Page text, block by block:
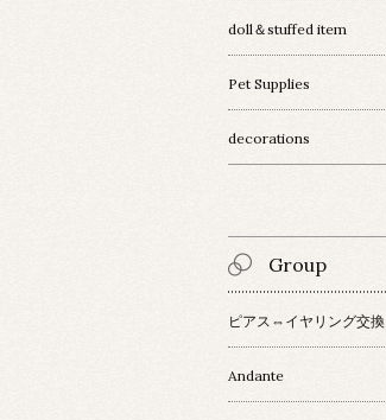
doll＆stuffed item
Pet Supplies
decorations
Group
ピアス⇔イヤリング交換
Andante